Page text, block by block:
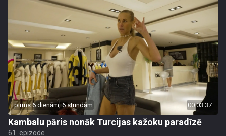
pirms 6 dienām, 6 stundām 00:03:37
Kambalu pāris nonāk Turcijas kažoku paradīzē
61. epizode